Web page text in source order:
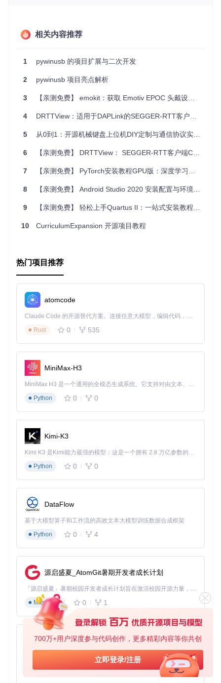
700万+用户深度参与代码创作，更多精彩内容等你共创
立即登录/注册
对于开发者来说，从源码开始，你可以通过执行项目根目录下
用。
3. 项目的配置文件介绍
pywinusb项目没有传统的、独立的配置文件，其配置更多是通
过代码中的参数或环境变量进行。例如，当你在程序中使用py
winusb时，你会指定HID设备的GUID或其他标识符来配置与
哪个设备通信。特定的配置细节通常嵌入到使用该库的应用程
序逻辑之中。
如果你需要对库的行为进行更深层次的定制，可能会涉及到修
见于此项目），具体的配置选项通常在库的文档或示例代码中
版的官方文档或仓库README以获取最准确的信息。
相关内容推荐
1 pywinusb 的项目扩展与二次开发
2 pywinusb 项目亮点解析
3 【亲测免费】 emokit：获取 Emotiv EPOC 头戴设备原始数据
4 DRTTView：适用于DAPLink的SEGGER-RTT客户端（CMSIS-DAP）
5 从0到1：开源机械键盘上位机DIY定制与通信协议实战指南
6 【亲测免费】 DRTTView： SEGGER-RTT客户端CMSIS-DAP的强大工具
7 【亲测免费】 PyTorch安装教程GPU版：深度学习的高效伴侣
8 【亲测免费】 Android Studio 2020 安装配置与环境搭建详细教程
9 【亲测免费】 轻松上手Quartus II：一站式安装教程资源推荐
10 CurriculumExpansion 开源项目教程
热门项目推荐
atomcode
Claude Code 的开源替代方案。连接任意大模型，编辑代码，运行命令，自动验证 — 全自动执行。用 Rust 构建，极致性能。 ｜ An open-source alternative to Claude Code. Connect any LLM, edit code, run commands, and verify changes — autonomously. Built in Rust for speed. Get Started
Rust
0 535
MiniMax-H3
MiniMax H3 是一个通用的全模态生成系统。它支持对由文本、图像、视频和音频组成的多模态上下文进行统一理解，并能生成分辨率高达 2K、时长可达 15 秒的带原生立体声音频的视频。得益于面向任务泛化的系统设计，H3 在预训练阶段就已具备广泛的多模态上下文理解与生成能力，能够出色地执行复杂的多模态指令。
Python
0 0
Kimi-K3
Kimi K3 是Kimi能力最强的模型：这是一个拥有 2.8 万亿参数的混合专家（MoE）模型，具备原生视觉理解能力，并支持 100 万 token 的上下文窗口。
Python
0 0
DataFlow
基于大模型算子和工作流的高效文本大模型训练数据合成框架
Python
0 4
源启盛夏_AtomGit暑期开发者成长计划
「源启盛夏」暑期校园开发者成长计划旨在激活校园开源力量，通过积分激励、认证扶持、资源倾斜等形式，引导高校组织和开发者完成「入驻 — 建项目 — 做贡献 — 获认证 — 得资源」的完整闭环。无论你是想带领社团入驻平台的组织者，还是希望用代码贡献证明自己的开发者，都能在这里找到属于你的成长路径。
Markdown
0 1
py-xiaozhi
基于Python的Xiaozhi AI，适用于想要完整Xiaozhi体验而无需拥有专用硬件的用户。
Python
0 1